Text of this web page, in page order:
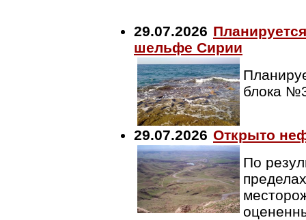
29.07.2026
шельфе Сирии
блока
29.07.2026 Открыто
По